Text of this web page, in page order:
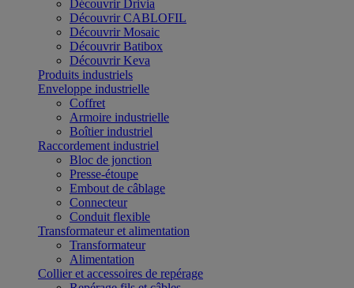
Découvrir Drivia
Découvrir CABLOFIL
Découvrir Mosaic
Découvrir Batibox
Découvrir Keva
Produits industriels
Enveloppe industrielle
Coffret
Armoire industrielle
Boîtier industriel
Raccordement industriel
Bloc de jonction
Presse-étoupe
Embout de câblage
Connecteur
Conduit flexible
Transformateur et alimentation
Transformateur
Alimentation
Collier et accessoires de repérage